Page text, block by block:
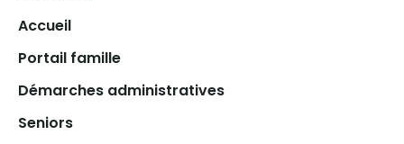
Accueil
Portail famille
Démarches administratives
Seniors